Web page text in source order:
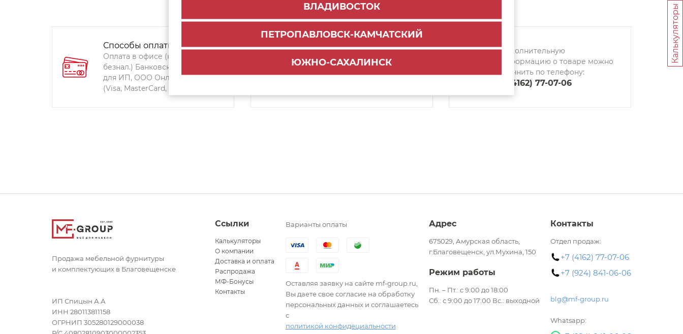
ВЛАДИВОСТОК
ПЕТРОПАВЛОВСК-КАМЧАТСКИЙ
ЮЖНО-САХАЛИНСК
Способы оплаты:
Оплата в офисе (наличными,
безнал.) Банковский перевод
для ИП, ООО Онлайн-оплата
(Visa, MasterCard, Мир)
По городу:1000 руб.
Самовывоз:ул. Мухина 150
Дополнительную
информацию о товаре можно
уточнить по телефону:
8 (4162) 77-07-06
Калькуляторы
Продажа мебельной фурнитуры
и комплектующих в Благовещенске
ИП Спицын А.А
ИНН 280113811158
ОГРНИП 305280129000038
Ссылки
Калькуляторы
О компании
Доставка и оплата
Распродажа
МФ-Бонусы
Контакты
Варианты оплаты
Оставляя заявку на сайте mf-group.ru,
Вы даете свое согласие на обработку
персональных данных и соглашаетесь
с
политикой конфидециальности
Адрес
675029, Амурская область,
г.Благовещенск, ул.Мухина, 150
Режим работы
Пн. – Пт.: с 9:00 до 18:00
Сб.: с 9:00 до 17:00 Вс.: выходной
Контакты
Отдел продаж:
+7 (4162) 77-07-06
+7 (924) 841-06-06
blg@mf-group.ru
Whatsapp: